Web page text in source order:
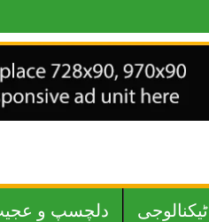
ٹیکنالوجی دلچسپ و